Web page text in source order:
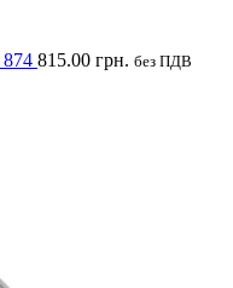
815.00 грн. без ПДВ